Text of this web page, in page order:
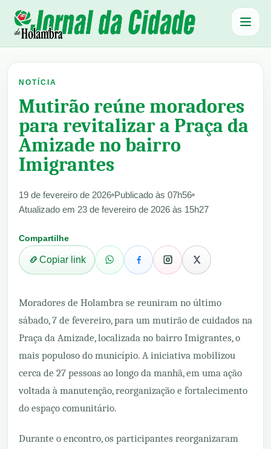
Abrir
NOTÍCIA
Mutirão reúne moradores
para revitalizar a Praça da
Amizade no bairro
Imigrantes
19 de fevereiro de 2026 Publicado às 07h56
Atualizado em 23 de fevereiro de 2026 às 15h27
Compartilhe
Copiar link
Moradores de Holambra se reuniram no último
sábado, 7 de fevereiro, para um mutirão de cuidados na
Praça da Amizade, localizada no bairro Imigrantes, o
mais populoso do município. A iniciativa mobilizou
cerca de 27 pessoas ao longo da manhã, em uma ação
voltada à manutenção, reorganização e fortalecimento
do espaço comunitário.
Durante o encontro, os participantes reorganizaram